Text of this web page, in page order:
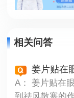
相关问答
姜片贴在
A：
姜片贴在
到祛风散寒的